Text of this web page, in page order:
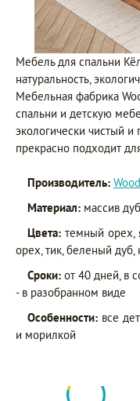
Мебель для спальни
натуральность,
Мебельная фабрика
спальни и детскую
экологически чистый
прекрасно подходит
Производитель:
Материал: массив
Цвета: темный орех,
орех, тик, беленый дуб,
Сроки: от 40 дней, в
- в разобранном виде
Особенности: все
и морилкой